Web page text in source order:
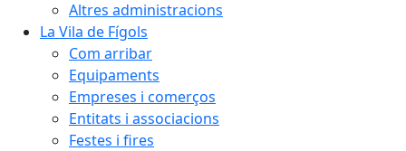
Altres administracions
La Vila de Fígols
Com arribar
Equipaments
Empreses i comerços
Entitats i associacions
Festes i fires